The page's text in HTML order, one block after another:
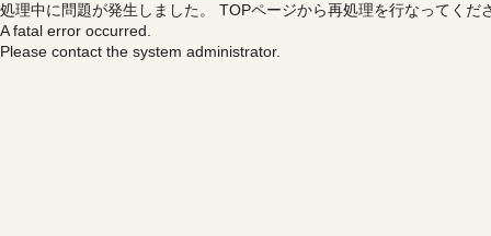
処理中に問題が発生しました。 TOPページから再処理を行なってくだ
A fatal error occurred.
Please contact the system administrator.